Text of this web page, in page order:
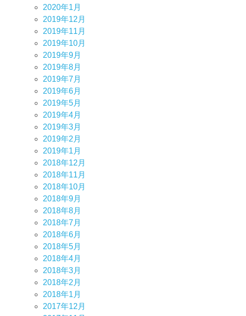
2020年1月
2019年12月
2019年11月
2019年10月
2019年9月
2019年8月
2019年7月
2019年6月
2019年5月
2019年4月
2019年3月
2019年2月
2019年1月
2018年12月
2018年11月
2018年10月
2018年9月
2018年8月
2018年7月
2018年6月
2018年5月
2018年4月
2018年3月
2018年2月
2018年1月
2017年12月